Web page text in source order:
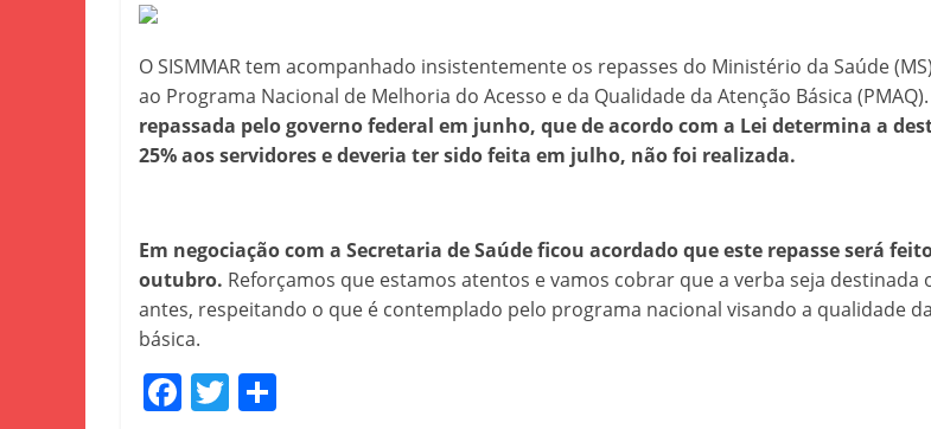
O SISMMAR tem acompanhado insistentemente os repasses do Ministério da Saúde
ao Programa Nacional de Melhoria do Acesso e da Qualidade da Atenção Básica (PMAQ).
repassada pelo governo federal em junho, que de acordo com a Lei determina a
25% aos servidores e deveria ter sido feita em julho, não foi realizada.
Em negociação com a Secretaria de Saúde ficou acordado que este repasse será
outubro. Reforçamos que estamos atentos e vamos cobrar que a verba seja destinada
antes, respeitando o que é contemplado pelo programa nacional visando a qualidade
básica.
F T